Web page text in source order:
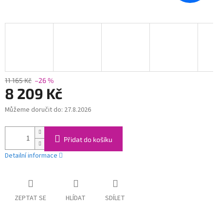
11 165 Kč –26 %
8 209 Kč
Měrná
Můžeme doručit do: 27.8.2026
Přidat do košíku
Detailní informace
ZEPTAT SE HLÍDAT SDÍLET